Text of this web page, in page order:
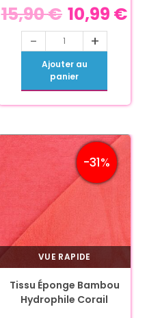
15,90€ 10,99 €
- +
Ajouter au
panier
-31%
VUE RAPIDE
Tissu Éponge Bambou
Hydrophile Corail